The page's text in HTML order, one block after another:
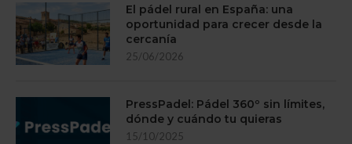
El pádel rural en España: una
oportunidad para crecer desde la
cercanía
25/06/2026
PressPadel: Pádel 360º sin límites,
dónde y cuándo tu quieras
15/10/2025